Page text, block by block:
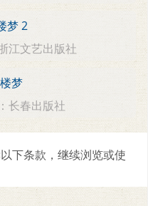
梦 2
江文艺出版社
梦
长春出版社
下条款，继续浏览或使